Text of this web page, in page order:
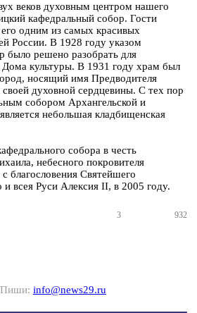
веков духовным центром нашего
кафедральный собор. Гости
одним из самых красивых
России. В 1928 году указом
было решено разобрать для
Дома культуры. В 1931 году храм был
носящий имя Предводителя
духовной сердцевины. С тех пор
собором Архангельской и
небольшая кладбищенская
собора в честь
небесного покровителя
благословения Святейшего
всея Руси Алексия II, в 2005 году.
3 932
Пиши: info@news29.ru